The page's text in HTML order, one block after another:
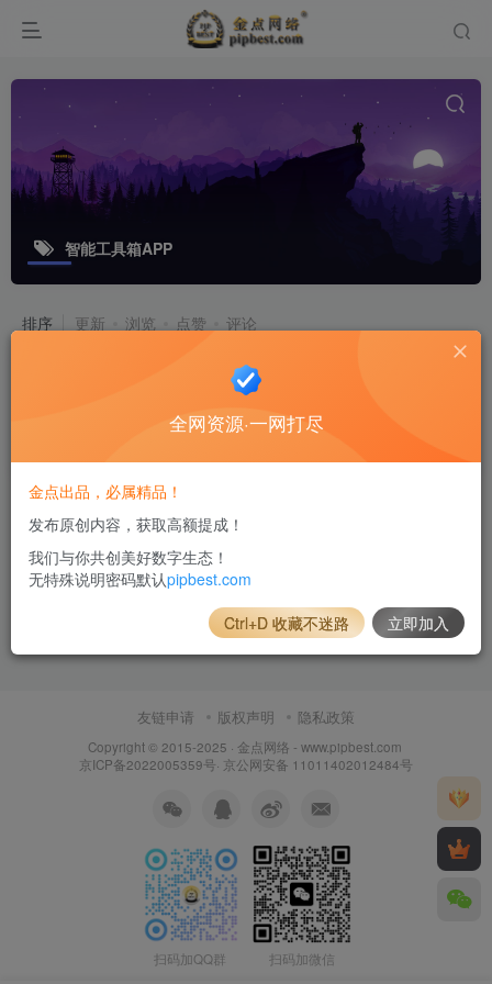
智能工具箱APP
排序 更新 浏览 点赞 评论
Smart Tools智能工具箱APP v21.1
build 129 解锁专业版
软件工具
友链申请 版权声明 隐私政策
Copyright © 2015-2025 · 金点网络 - www.pipbest.com
京ICP备2022005359号· 京公网安备 11011402012484号
扫码加QQ群 扫码加微信
全网资源·一网打尽
金点出品，必属精品！
发布原创内容，获取高额提成！
我们与你共创美好数字生态！
无特殊说明密码默认pipbest.com
Ctrl+D 收藏不迷路 立即加入